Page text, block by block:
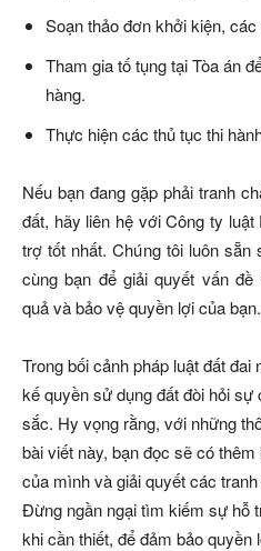
Soạn thảo đơn khởi kiện, các
Tham gia tố tụng tại Tòa án
hàng.
Thực hiện các thủ tục thi
Nếu bạn đang gặp phải tranh
đất, hãy liên hệ với Công ty
trợ tốt nhất. Chúng tôi luôn sẵn
cùng bạn để giải quyết vấn
quả và bảo vệ quyền lợi của bạn.
Trong bối cảnh pháp luật đất
kế quyền sử dụng đất đòi hỏi sự
sắc. Hy vọng rằng, với những
bài viết này, bạn đọc sẽ có
của mình và giải quyết các
Đừng ngần ngại tìm kiếm sự hỗ
khi cần thiết, để đảm bảo